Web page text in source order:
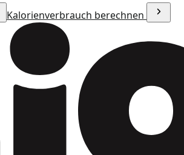
Kalorienverbrauch berechnen